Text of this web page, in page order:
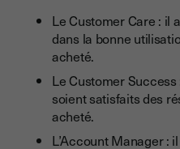
Le Customer Care : il
dans la bonne
acheté.
Le Customer
soient satisfaits des
acheté.
L’Account Manager :